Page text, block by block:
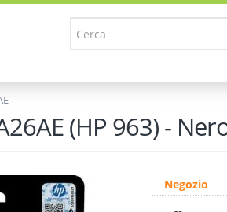
(HP 963) -
Negozio